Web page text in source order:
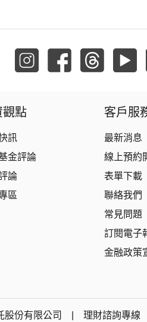
觀點
訊
金評論
論
區
客戶服
最新消息
線上預約
表單下載
聯絡我們
常見問題
訂閱電子
金融政策
託股份有限公司 | 理財諮詢專